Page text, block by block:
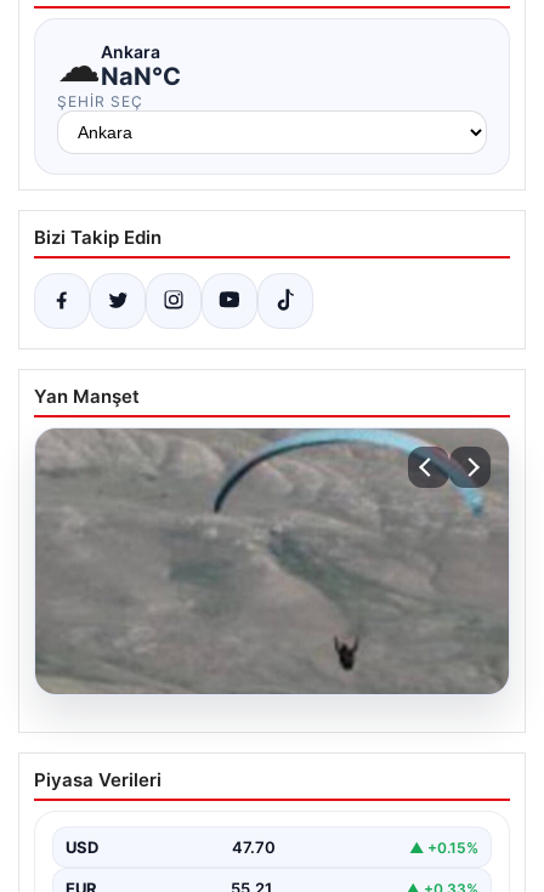
☁Ankara
NaN°C
ŞEHIR SEÇ
Bizi Takip Edin
Yan Manşet
07.08.2026
Fas’tan İspanya’ya yamaç paraşütüyle
geçmeye çalışan göçmen yaşamını
Piyasa Verileri
USD 47.70 ▲ +0.15%